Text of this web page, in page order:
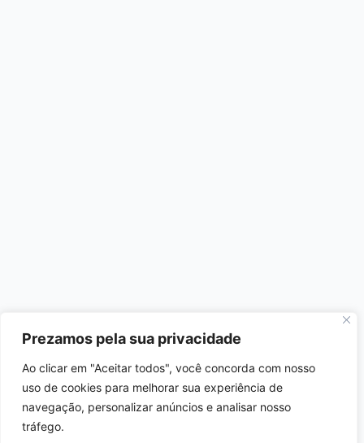
Prezamos pela sua privacidade
Ao clicar em "Aceitar todos", você concorda com nosso
uso de cookies para melhorar sua experiência de
navegação, personalizar anúncios e analisar nosso
tráfego.